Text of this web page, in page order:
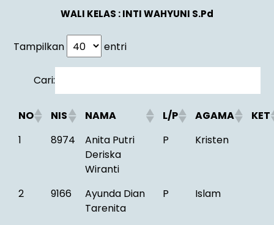
WALI KELAS : INTI WAHYUNI S.Pd
Tampilkan entri
Cari:
NO NIS NAMA L/P AGAMA
KET
1
8974
Anita Putri
Deriska
Wiranti
P Kristen
2 9166
Ayunda Dian
Tarenita
P Islam